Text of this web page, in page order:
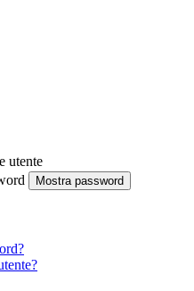
utente
Mostra password